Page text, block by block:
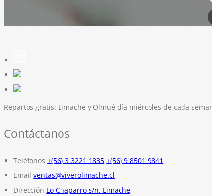
Repartos gratis: Limache y Olmué día miércoles de cada
Contáctanos
Teléfonos +(56) 3 3221 1835 +(56) 9 8501 9841
Email ventas@viverolimache.cl
Dirección Lo Chaparro s/n. Limache